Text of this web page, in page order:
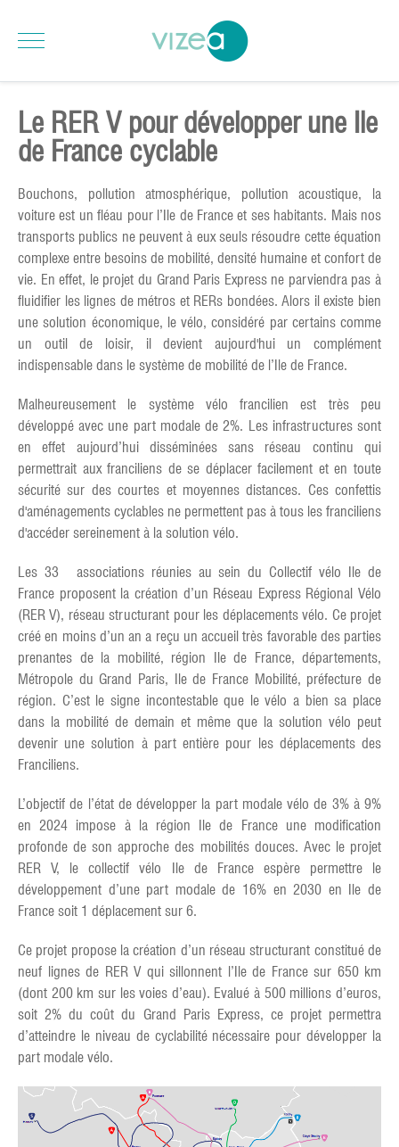
Le RER V pour développer une Ile
de France cyclable
Bouchons, pollution atmosphérique, pollution acoustique, la
voiture est un fléau pour l’Ile de France et ses habitants. Mais nos
transports publics ne peuvent à eux seuls résoudre cette équation
complexe entre besoins de mobilité, densité humaine et confort de
vie. En effet, le projet du Grand Paris Express ne parviendra pas à
fluidifier les lignes de métros et RERs bondées. Alors il existe bien
une solution économique, le vélo, considéré par certains comme
un outil de loisir, il devient aujourd'hui un complément
indispensable dans le système de mobilité de l’Ile de France.
Malheureusement le système vélo francilien est très peu
développé avec une part modale de 2%. Les infrastructures sont
en effet aujourd’hui disséminées sans réseau continu qui
permettrait aux franciliens de se déplacer facilement et en toute
sécurité sur des courtes et moyennes distances. Ces confettis
d'aménagements cyclables ne permettent pas à tous les franciliens
d'accéder sereinement à la solution vélo.
Les 33 associations réunies au sein du Collectif vélo Ile de
France proposent la création d’un Réseau Express Régional Vélo
(RER V), réseau structurant pour les déplacements vélo. Ce projet
créé en moins d’un an a reçu un accueil très favorable des parties
prenantes de la mobilité, région Ile de France, départements,
Métropole du Grand Paris, Ile de France Mobilité, préfecture de
région. C’est le signe incontestable que le vélo a bien sa place
dans la mobilité de demain et même que la solution vélo peut
devenir une solution à part entière pour les déplacements des
Franciliens.
L’objectif de l’état de développer la part modale vélo de 3% à 9%
en 2024 impose à la région Ile de France une modification
profonde de son approche des mobilités douces. Avec le projet
RER V, le collectif vélo Ile de France espère permettre le
développement d’une part modale de 16% en 2030 en Ile de
France soit 1 déplacement sur 6.
Ce projet propose la création d’un réseau structurant constitué de
neuf lignes de RER V qui sillonnent l’Ile de France sur 650 km
(dont 200 km sur les voies d’eau). Evalué à 500 millions d’euros,
soit 2% du coût du Grand Paris Express, ce projet permettra
d’atteindre le niveau de cyclabilité nécessaire pour développer la
part modale vélo.